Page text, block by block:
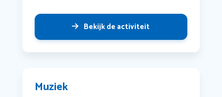
Bekijk de activiteit
Muziek